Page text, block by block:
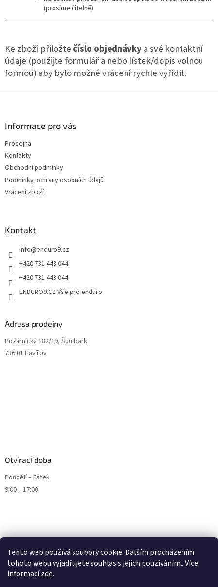
Tento web používá soubory cookie. Dalším procházením
tohoto webu vyjadřujete souhlas s jejich používáním.. Více
informacízde.
(prosíme čitelně)
Ke zboží přiložte číslo objednávkya své kontaktní
údaje (použijte formulář a nebo lístek/dopis volnou
formou) aby bylo možné vrácení rychle vyřídit.
Informace pro vás
Prodejna
Kontakty
Obchodní podmínky
Podmínky ochrany osobních údajů
Vrácení zboží
Kontakt
info@enduro9.cz
+420 731 443 044
+420 731 443 044
ENDURO9.CZ Vše pro enduro
Adresa prodejny
Požárnická 182/19, Šumbark
736 01 Havířov
Otvírací doba
Pondělí – Pátek
9:00 – 17:00